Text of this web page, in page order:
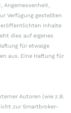
Angemessenheit,
Verfügung gestellten
Inhalte
dies auf eigenes
für etwaige
aus. Eine Haftung für
Autoren (wie z.B.
zur Smartbroker-